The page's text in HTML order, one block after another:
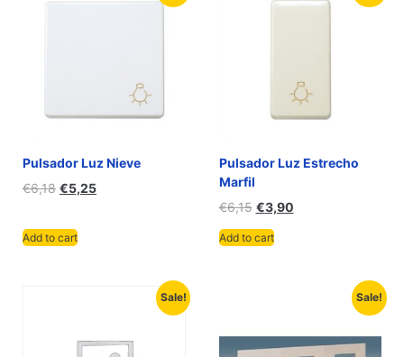
Pulsador Luz Nieve
€6,18 €5,25
Add to cart
Pulsador Luz Estrecho
Marfil
€6,15 €3,90
Add to cart
Sale! Sale!